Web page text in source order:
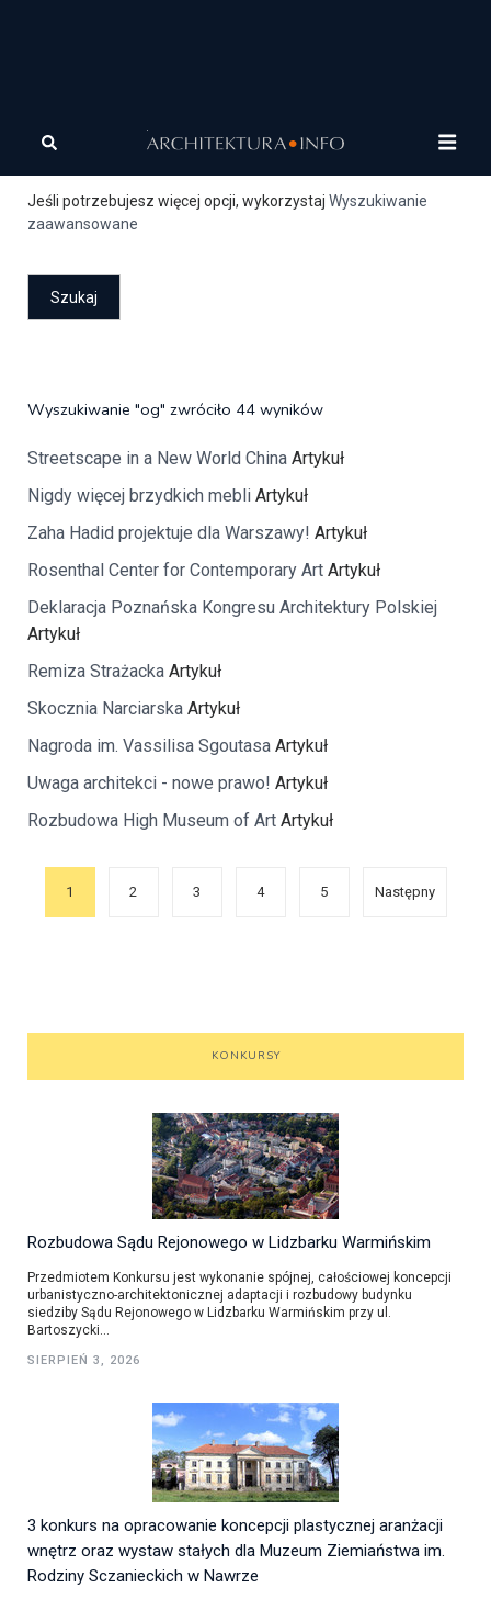
Jeśli potrzebujesz więcej opcji, wykorzystaj Wyszukiwanie
zaawansowane
Wyszukiwanie "og" zwróciło 44 wyników
Streetscape in a New World China Artykuł
Nigdy więcej brzydkich mebli Artykuł
Zaha Hadid projektuje dla Warszawy! Artykuł
Rosenthal Center for Contemporary Art Artykuł
Deklaracja Poznańska Kongresu Architektury Polskiej
Artykuł
Remiza Strażacka Artykuł
Skocznia Narciarska Artykuł
Nagroda im. Vassilisa Sgoutasa Artykuł
Uwaga architekci - nowe prawo! Artykuł
Rozbudowa High Museum of Art Artykuł
1 2 3 4 5 Następny
KONKURSY
Rozbudowa Sądu Rejonowego w Lidzbarku Warmińskim
Przedmiotem Konkursu jest wykonanie spójnej, całościowej koncepcji
urbanistyczno-architektonicznej adaptacji i rozbudowy budynku
siedziby Sądu Rejonowego w Lidzbarku Warmińskim przy ul.
Bartoszycki...
SIERPIEŃ 3, 2026
3 konkurs na opracowanie koncepcji plastycznej aranżacji
wnętrz oraz wystaw stałych dla Muzeum Ziemiaństwa im.
Rodziny Sczanieckich w Nawrze